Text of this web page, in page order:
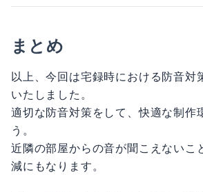
まとめ
以上、今回は宅録時における防音対
いたしました。
適切な防音対策をして、快適な制作
う。
近隣の部屋からの音が聞こえないこ
減にもなります。